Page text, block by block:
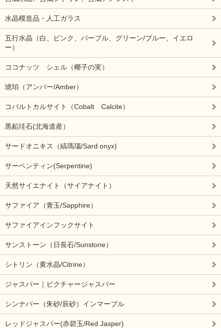
水晶模造品・人工ガラス
五行水晶（白、ピンク、パープル、グリーン/ブルー、イエロ
ー）
ココナッツ シェル（椰子の実）
琥珀（アンバー/Amber）
コバルトカルサイト（Cobalt Calcite）
黒鉛珪石(北海道産）
サードオニキス（縞瑪瑙/Sard onyx)
サーベンティン(Serpentine)
天然サイエナイト（サイアナイト）
サファイア（青玉/Sapphire）
サファイアインフックサイト
サンストーン（日長石/Sunstone）
シトリン（黄水晶/Citrine）
ジャスパー｜ピクチャージャスパー
シンナバー（朱砂/辰砂）インマーブル
レッドジャスパー(赤碧玉/Red Jasper)